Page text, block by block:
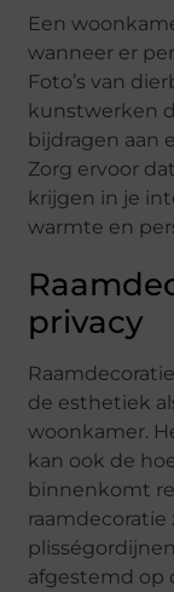
Een
wanneer er
Foto’s van
kunstwerken
bijdragen aan
Zorg ervoor
krijgen in je
warmte en
privacy
de esthetiek
woonkamer.
kan ook de
binnenkomt
raamdecoratie
afgestemd op